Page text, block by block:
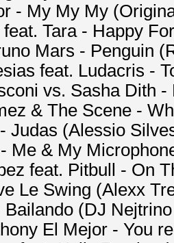
- My My My
Tara - Happy
Mars - Penguin
feat. Ludacris -
vs. Sasha Dith
& The Scene -
Judas (Alessio
Me & My
feat. Pitbull - On
Le Swing (Alexx
(DJ
El Mejor - You